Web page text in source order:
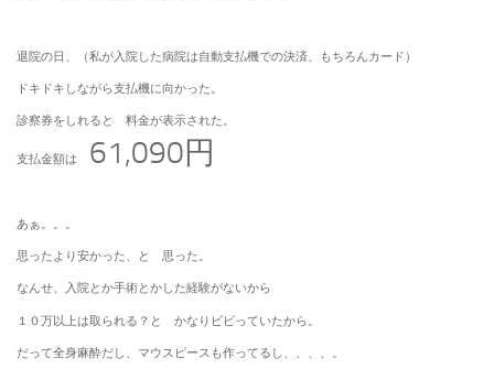
退院の日、（私が入院した病院は自動支払機での決済、もちろんカード）
ドキドキしながら支払機に向かった。
診察券をしれると 料金が表示された。
支払金額は 61,090円
あぁ。。。
思ったより安かった、と 思った。
なんせ、入院とか手術とかした経験がないから
１０万以上は取られる？と かなりビビっていたから。
だって全身麻酔だし、マウスピースも作ってるし、、、、。